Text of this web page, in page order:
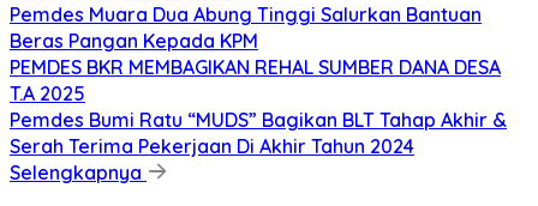
Pemdes Muara Dua Abung Tinggi Salurkan Bantuan
Beras Pangan Kepada KPM
PEMDES BKR MEMBAGIKAN REHAL SUMBER DANA DESA
T.A 2025
Pemdes Bumi Ratu “MUDS” Bagikan BLT Tahap Akhir &
Serah Terima Pekerjaan Di Akhir Tahun 2024
Selengkapnya